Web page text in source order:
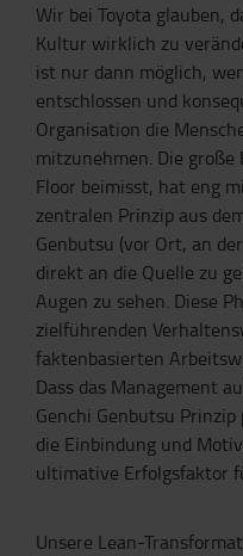
Wir bei Toyota glauben,
Kultur wirklich zu
ist nur dann möglich,
entschlossen und
Organisation die
mitzunehmen. Die große
Floor beimisst, hat eng
zentralen Prinzip aus
Genbutsu (vor Ort, an
direkt an die Quelle zu
Augen zu sehen. Diese
zielführenden
faktenbasierten
Dass das Management
Genchi Genbutsu
die Einbindung und
ultimative Erfolgsfaktor
Unsere Lean-